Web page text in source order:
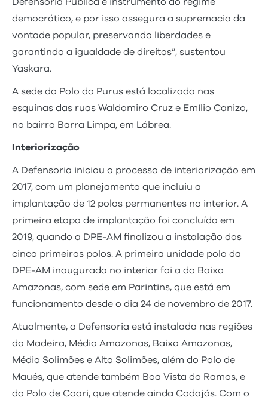
Defensoria Pública é instrumento do regime
democrático, e por isso assegura a supremacia da
vontade popular, preservando liberdades e
garantindo a igualdade de direitos”, sustentou
Yaskara.
A sede do Polo do Purus está localizada nas
esquinas das ruas Waldomiro Cruz e Emílio Canizo,
no bairro Barra Limpa, em Lábrea.
Interiorização
A Defensoria iniciou o processo de interiorização em
2017, com um planejamento que incluiu a
implantação de 12 polos permanentes no interior. A
primeira etapa de implantação foi concluída em
2019, quando a DPE-AM finalizou a instalação dos
cinco primeiros polos. A primeira unidade polo da
DPE-AM inaugurada no interior foi a do Baixo
Amazonas, com sede em Parintins, que está em
funcionamento desde o dia 24 de novembro de 2017.
Atualmente, a Defensoria está instalada nas regiões
do Madeira, Médio Amazonas, Baixo Amazonas,
Médio Solimões e Alto Solimões, além do Polo de
Maués, que atende também Boa Vista do Ramos, e
do Polo de Coari, que atende ainda Codajás. Com o